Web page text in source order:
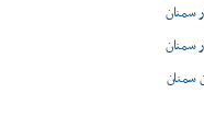
سمنان
سمنان
سمنان